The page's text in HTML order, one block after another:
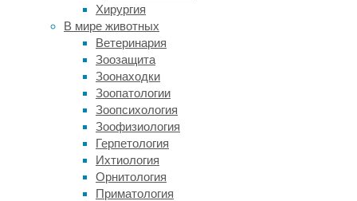
Хирургия
В мире животных
Ветеринария
Зоозащита
Зоонаходки
Зоопатологии
Зоопсихология
Зоофизиология
Герпетология
Ихтиология
Орнитология
Приматология
раз).
Однако,
не
факт,
что
это
связано
ростом
заболеваемости,